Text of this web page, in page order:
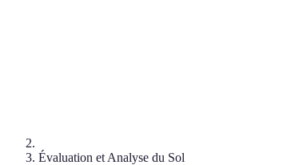
Évaluation et Analyse du Sol